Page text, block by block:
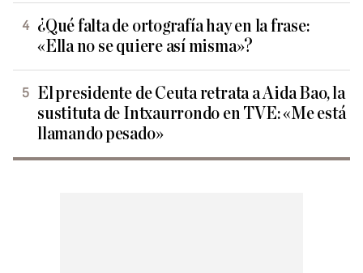
¿Qué falta de ortografía hay en la frase:
«Ella no se quiere así misma»?
El presidente de Ceuta retrata a Aida Bao, la
sustituta de Intxaurrondo en TVE: «Me está
llamando pesado»